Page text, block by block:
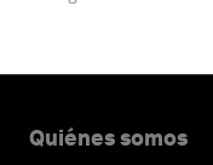
Quiénes somos